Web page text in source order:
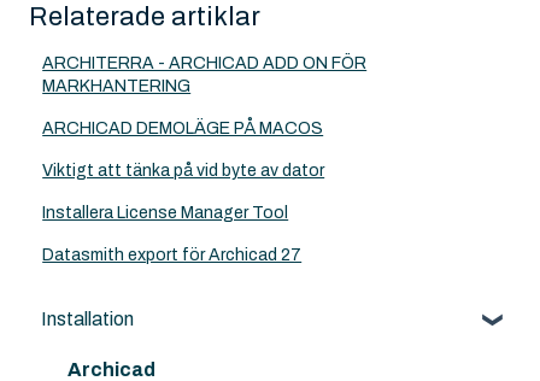
Relaterade artiklar
ARCHITERRA - ARCHICAD ADD ON FÖR
MARKHANTERING
ARCHICAD DEMOLÄGE PÅ MACOS
Viktigt att tänka på vid byte av dator
Installera License Manager Tool
Datasmith export för Archicad 27
Installation
Archicad